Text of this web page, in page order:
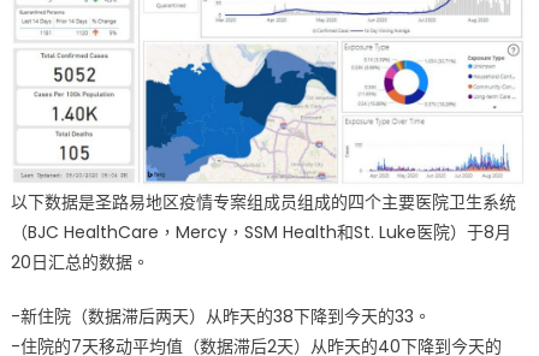
以下数据是圣路易地区疫情专案组成员组成的四个主要医院卫生系统
（BJC HealthCare，Mercy，SSM Health和St. Luke医院）于8月
20日汇总的数据。
-新住院（数据滞后两天）从昨天的38下降到今天的33。
-住院的7天移动平均值（数据滞后2天）从昨天的40下降到今天的